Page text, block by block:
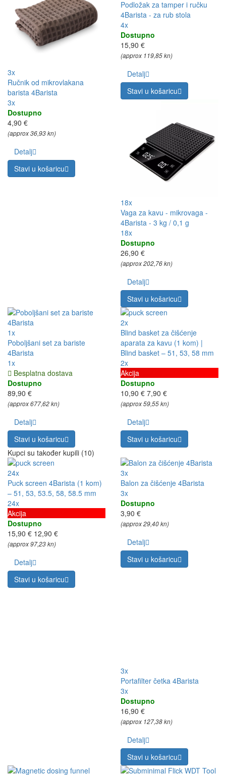
3x
Ručnik od mikrovlakana
barista 4Barista
3x
Dostupno
4,90 €
(approx 36,93 kn)
Detalj
Stavi u košaricu
Podložak za tamper i ručku
4Barista - za rub stola
4x
Dostupno
15,90 €
(approx 119,85 kn)
Detalj
Stavi u košaricu
18x
Vaga za kavu - mikrovaga -
4Barista - 3 kg / 0,1 g
18x
Dostupno
26,90 €
(approx 202,76 kn)
Detalj
Stavi u košaricu
1x
Poboljšani set za bariste
4Barista
1x
Besplatna dostava
Dostupno
89,90 €
(approx 677,62 kn)
Detalj
Stavi u košaricu
2x
Blind basket za čišćenje
aparata za kavu (1 kom) |
Blind basket – 51, 53, 58 mm
2x
Akcija
Dostupno
10,90 € 7,90 €
(approx 59,55 kn)
Detalj
Stavi u košaricu
Kupci su također kupili (10)
24x
Puck screen 4Barista (1 kom)
– 51, 53, 53.5, 58, 58.5 mm
24x
Akcija
Dostupno
15,90 € 12,90 €
(approx 97,23 kn)
Detalj
Stavi u košaricu
3x
Balon za čišćenje 4Barista
3x
Dostupno
3,90 €
(approx 29,40 kn)
Detalj
Stavi u košaricu
3x
Portafilter četka 4Barista
3x
Dostupno
16,90 €
(approx 127,38 kn)
Detalj
Stavi u košaricu